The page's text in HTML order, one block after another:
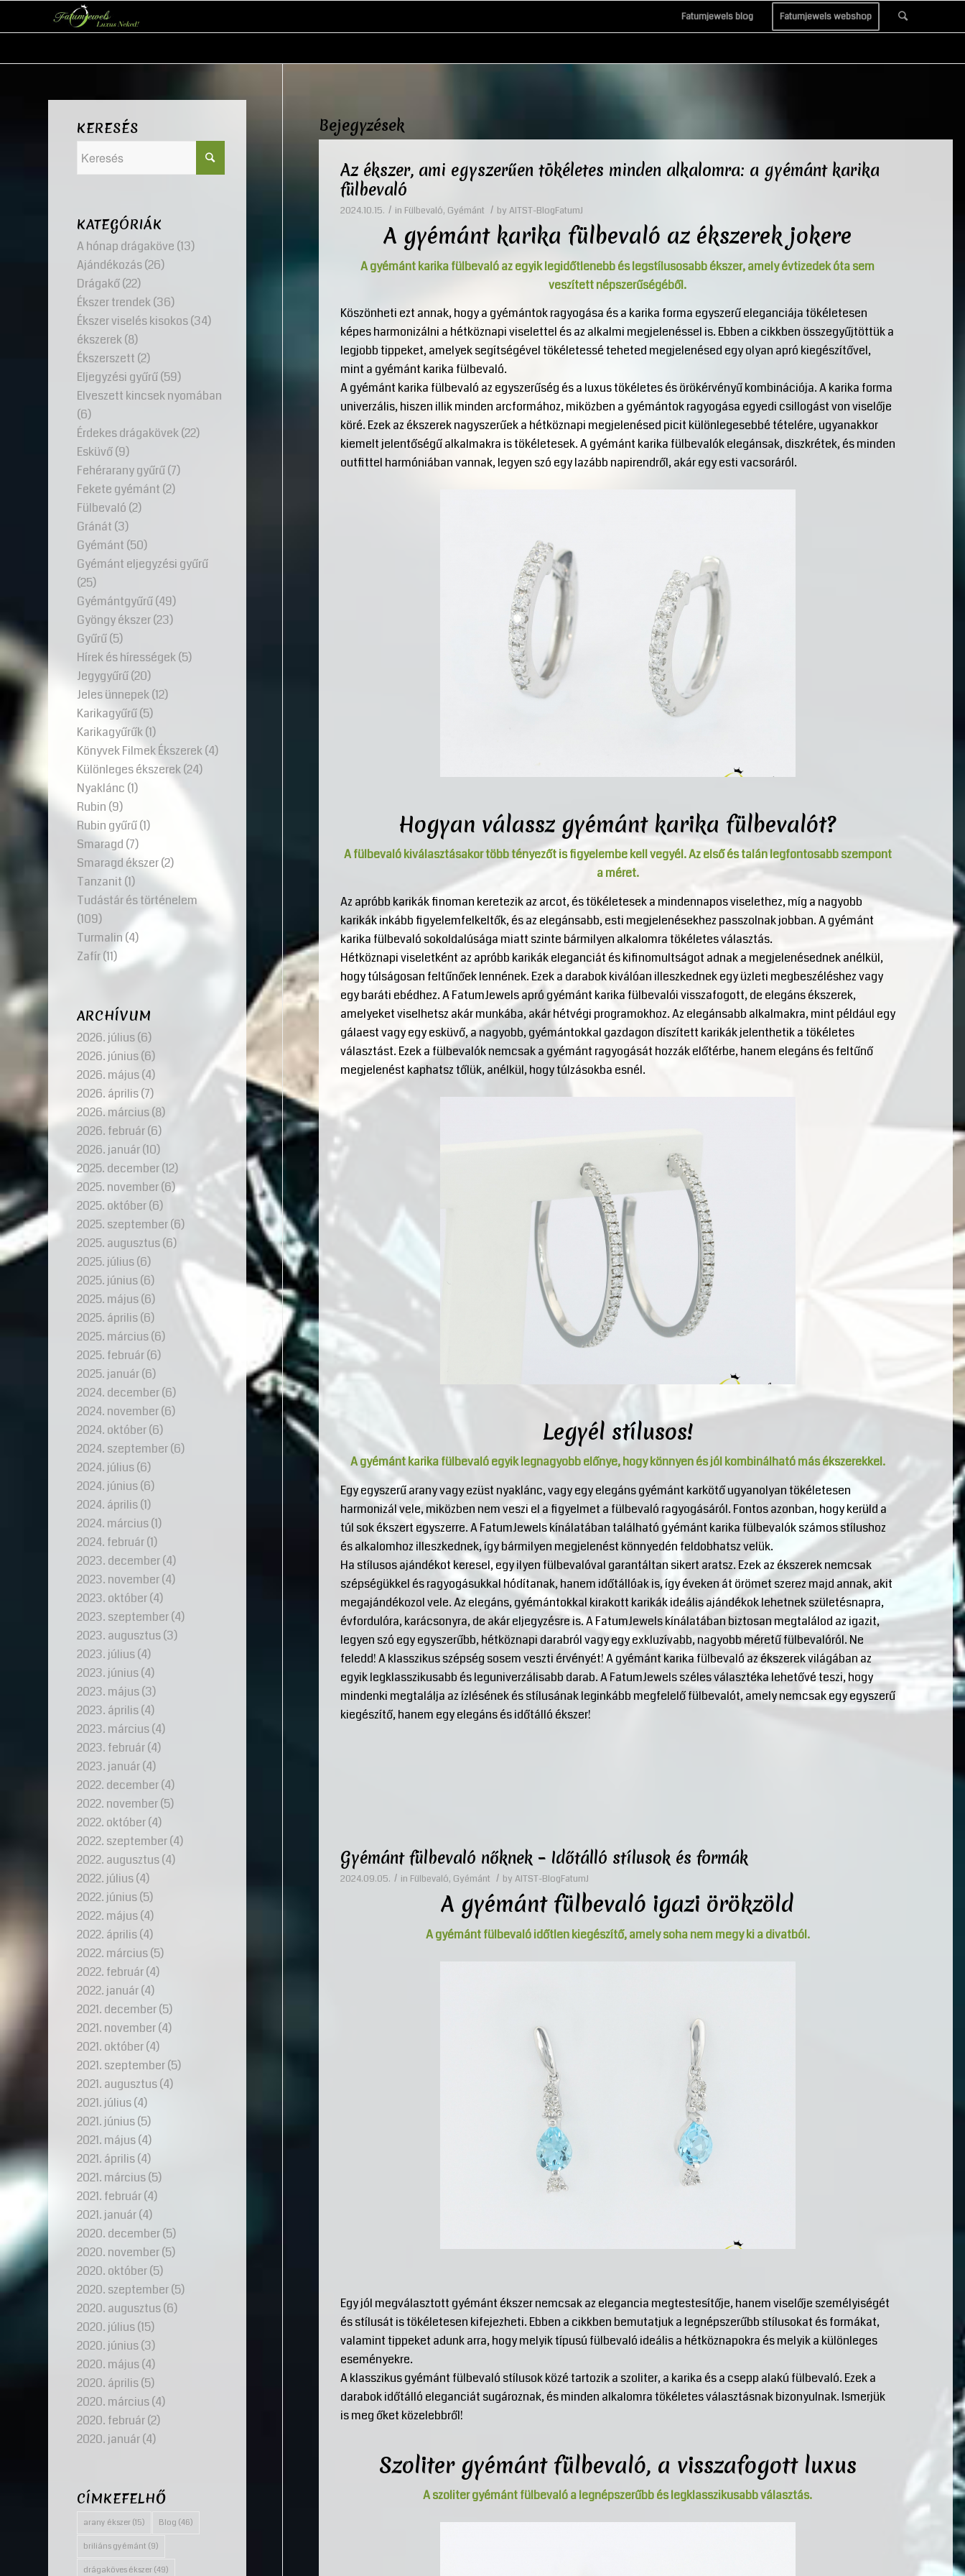
Fatumjewels blog Fatumjewels webshop
Bejegyzések
Az ékszer, ami egyszerűen tökéletes minden alkalomra: a gyémánt karika
fülbevaló
2024.10.15. / in Fülbevaló, Gyémánt / by AITST-BlogFatumJ
A gyémánt karika fülbevaló az ékszerek jokere
A gyémánt karika fülbevaló az egyik legidőtlenebb és legstílusosabb ékszer, amely évtizedek óta sem
veszített népszerűségéből.
Köszönheti ezt annak, hogy a gyémántok ragyogása és a karika forma egyszerű eleganciája tökéletesen
képes harmonizálni a hétköznapi viselettel és az alkalmi megjelenéssel is. Ebben a cikkben összegyűjtöttük a
legjobb tippeket, amelyek segítségével tökéletessé teheted megjelenésed egy olyan apró kiegészítővel,
mint a gyémánt karika fülbevaló.
A gyémánt karika fülbevaló az egyszerűség és a luxus tökéletes és örökérvényű kombinációja. A karika forma
univerzális, hiszen illik minden arcformához, miközben a gyémántok ragyogása egyedi csillogást von viselője
köré. Ezek az ékszerek nagyszerűek a hétköznapi megjelenésed picit különlegesebbé tételére, ugyanakkor
kiemelt jelentőségű alkalmakra is tökéletesek. A gyémánt karika fülbevalók elegánsak, diszkrétek, és minden
outfittel harmóniában vannak, legyen szó egy lazább napirendről, akár egy esti vacsoráról.
Hogyan válassz gyémánt karika fülbevalót?
A fülbevaló kiválasztásakor több tényezőt is figyelembe kell vegyél. Az első és talán legfontosabb szempont
a méret.
Az apróbb karikák finoman keretezik az arcot, és tökéletesek a mindennapos viselethez, míg a nagyobb
karikák inkább figyelemfelkeltők, és az elegánsabb, esti megjelenésekhez passzolnak jobban. A gyémánt
karika fülbevaló sokoldalúsága miatt szinte bármilyen alkalomra tökéletes választás.
Hétköznapi viseletként az apróbb karikák eleganciát és kifinomultságot adnak a megjelenésednek anélkül,
hogy túlságosan feltűnőek lennének. Ezek a darabok kiválóan illeszkednek egy üzleti megbeszéléshez vagy
egy baráti ebédhez. A FatumJewels apró gyémánt karika fülbevalói visszafogott, de elegáns ékszerek,
amelyeket viselhetsz akár munkába, akár hétvégi programokhoz. Az elegánsabb alkalmakra, mint például egy
gálaest vagy egy esküvő, a nagyobb, gyémántokkal gazdagon díszített karikák jelenthetik a tökéletes
választást. Ezek a fülbevalók nemcsak a gyémánt ragyogását hozzák előtérbe, hanem elegáns és feltűnő
megjelenést kaphatsz tőlük, anélkül, hogy túlzásokba esnél.
Legyél stílusos!
A gyémánt karika fülbevaló egyik legnagyobb előnye, hogy könnyen és jól kombinálható más ékszerekkel.
Egy egyszerű arany vagy ezüst nyaklánc, vagy egy elegáns gyémánt karkötő ugyanolyan tökéletesen
harmonizál vele, miközben nem veszi el a figyelmet a fülbevaló ragyogásáról. Fontos azonban, hogy kerüld a
túl sok ékszert egyszerre. A FatumJewels kínálatában található gyémánt karika fülbevalók számos stílushoz
és alkalomhoz illeszkednek, így bármilyen megjelenést könnyedén feldobhatsz velük.
Ha stílusos ajándékot keresel, egy ilyen fülbevalóval garantáltan sikert aratsz. Ezek az ékszerek nemcsak
szépségükkel és ragyogásukkal hódítanak, hanem időtállóak is, így éveken át örömet szerez majd annak, akit
megajándékozol vele. Az elegáns, gyémántokkal kirakott karikák ideális ajándékok lehetnek születésnapra,
évfordulóra, karácsonyra, de akár eljegyzésre is. A FatumJewels kínálatában biztosan megtalálod az igazit,
legyen szó egy egyszerűbb, hétköznapi darabról vagy egy exkluzívabb, nagyobb méretű fülbevalóról. Ne
feledd! A klasszikus szépség sosem veszti érvényét! A gyémánt karika fülbevaló az ékszerek világában az
egyik legklasszikusabb és leguniverzálisabb darab. A FatumJewels széles választéka lehetővé teszi, hogy
mindenki megtalálja az ízlésének és stílusának leginkább megfelelő fülbevalót, amely nemcsak egy egyszerű
kiegészítő, hanem egy elegáns és időtálló ékszer!
Gyémánt fülbevaló nőknek – Időtálló stílusok és formák
2024.09.05. / in Fülbevaló, Gyémánt / by AITST-BlogFatumJ
A gyémánt fülbevaló igazi örökzöld
A gyémánt fülbevaló időtlen kiegészítő, amely soha nem megy ki a divatból.
Egy jól megválasztott gyémánt ékszer nemcsak az elegancia megtestesítője, hanem viselője személyiségét
és stílusát is tökéletesen kifejezheti. Ebben a cikkben bemutatjuk a legnépszerűbb stílusokat és formákat,
valamint tippeket adunk arra, hogy melyik típusú fülbevaló ideális a hétköznapokra és melyik a különleges
eseményekre.
A klasszikus gyémánt fülbevaló stílusok közé tartozik a szoliter, a karika és a csepp alakú fülbevaló. Ezek a
darabok időtálló eleganciát sugároznak, és minden alkalomra tökéletes választásnak bizonyulnak. Ismerjük
is meg őket közelebbről!
Szoliter gyémánt fülbevaló, a visszafogott luxus
A szoliter gyémánt fülbevaló a legnépszerűbb és legklasszikusabb választás.
KERESÉS
KATEGÓRIÁK
A hónap drágaköve (13)
Ajándékozás(26)
Drágakő(22)
Ékszer trendek(36)
Ékszer viselés kisokos(34)
ékszerek(8)
Ékszerszett (2)
Eljegyzési gyűrű(59)
Elveszett kincsek nyomában
(6)
Érdekes drágakövek(22)
Esküvő(9)
Fehérarany gyűrű(7)
Fekete gyémánt (2)
Fülbevaló (2)
Gránát (3)
Gyémánt (50)
Gyémánt eljegyzési gyűrű
(25)
Gyémántgyűrű(49)
Gyöngy ékszer(23)
Gyűrű(5)
Hírek és hírességek(5)
Jegygyűrű(20)
Jeles ünnepek(12)
Karikagyűrű(5)
Karikagyűrűk(1)
Könyvek Filmek Ékszerek(4)
Különleges ékszerek(24)
Nyaklánc (1)
Rubin (9)
Rubin gyűrű(1)
Smaragd (7)
Smaragd ékszer(2)
Tanzanit (1)
Tudástár és történelem
(109)
Turmalin (4)
Zafír(11)
ARCHÍVUM
2026. július(6)
2026. június(6)
2026. május(4)
2026. április(7)
2026. március(8)
2026. február(6)
2026. január(10)
2025. december(12)
2025. november(6)
2025. október(6)
2025. szeptember(6)
2025. augusztus(6)
2025. július(6)
2025. június(6)
2025. május(6)
2025. április(6)
2025. március(6)
2025. február(6)
2025. január(6)
2024. december(6)
2024. november(6)
2024. október(6)
2024. szeptember(6)
2024. július(6)
2024. június(6)
2024. április(1)
2024. március(1)
2024. február(1)
2023. december(4)
2023. november(4)
2023. október(4)
2023. szeptember(4)
2023. augusztus(3)
2023. július(4)
2023. június(4)
2023. május(3)
2023. április(4)
2023. március(4)
2023. február(4)
2023. január(4)
2022. december(4)
2022. november(5)
2022. október(4)
2022. szeptember(4)
2022. augusztus(4)
2022. július(4)
2022. június(5)
2022. május(4)
2022. április(4)
2022. március(5)
2022. február(4)
2022. január(4)
2021. december(5)
2021. november(4)
2021. október(4)
2021. szeptember(5)
2021. augusztus(4)
2021. július(4)
2021. június(5)
2021. május(4)
2021. április(4)
2021. március(5)
2021. február(4)
2021. január(4)
2020. december(5)
2020. november(5)
2020. október(5)
2020. szeptember(5)
2020. augusztus(6)
2020. július(15)
2020. június(3)
2020. május(4)
2020. április(5)
2020. március(4)
2020. február(2)
2020. január(4)
CÍMKEFELHŐ
arany ékszer (15) Blog (46)
briliáns gyémánt (9)
drágaköves ékszer (49)